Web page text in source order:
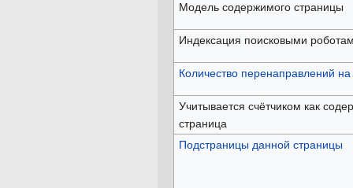
Модель содержимого страницы
Индексация поисковыми
Количество перенаправлений на
Учитывается счётчиком как
страница
Подстраницы данной страницы